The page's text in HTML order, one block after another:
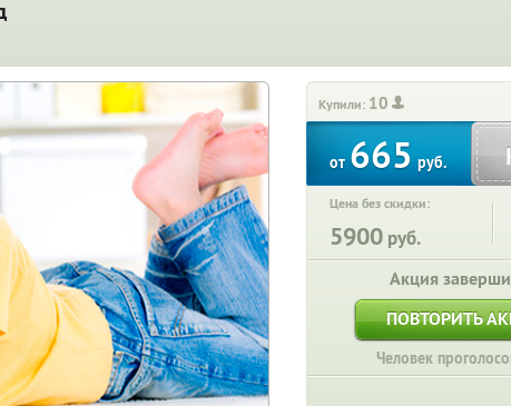
Купили: 10
от665руб.
Цена без скидки:
5900 руб.
Акция
ПОВТОРИТЬ
Человек